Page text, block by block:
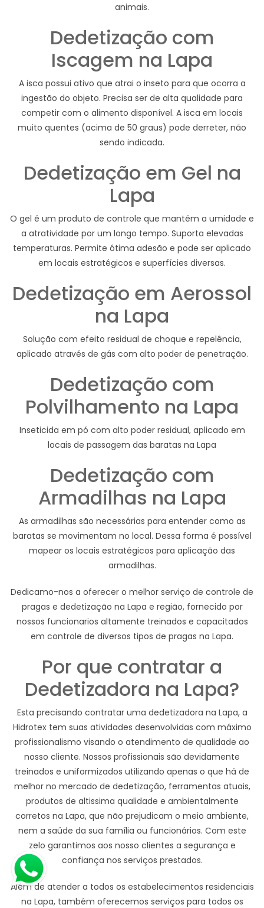
animais.
Dedetização com
Iscagem na Lapa
A isca possui ativo que atrai o inseto para que ocorra a
ingestão do objeto. Precisa ser de alta qualidade para
competir com o alimento disponível. A isca em locais
muito quentes (acima de 50 graus) pode derreter, não
sendo indicada.
Dedetização em Gel na
Lapa
O gel é um produto de controle que mantém a umidade e
a atratividade por um longo tempo. Suporta elevadas
temperaturas. Permite ótima adesão e pode ser aplicado
em locais estratégicos e superfícies diversas.
Dedetização em Aerossol
na Lapa
Solução com efeito residual de choque e repelência,
aplicado através de gás com alto poder de penetração.
Dedetização com
Polvilhamento na Lapa
Inseticida em pó com alto poder residual, aplicado em
locais de passagem das baratas na Lapa
Dedetização com
Armadilhas na Lapa
As armadilhas são necessárias para entender como as
baratas se movimentam no local. Dessa forma é possível
mapear os locais estratégicos para aplicação das
armadilhas.
Dedicamo-nos a oferecer o melhor serviço de controle de
pragas e dedetização na Lapa e região, fornecido por
nossos funcionarios altamente treinados e capacitados
em controle de diversos tipos de pragas na Lapa.
Por que contratar a
Dedetizadora na Lapa?
Esta precisando contratar uma dedetizadora na Lapa, a
Hidrotex tem suas atividades desenvolvidas com máximo
profissionalismo visando o atendimento de qualidade ao
nosso cliente. Nossos profissionais são devidamente
treinados e uniformizados utilizando apenas o que há de
melhor no mercado de dedetização, ferramentas atuais,
produtos de altissima qualidade e ambientalmente
corretos na Lapa, que não prejudicam o meio ambiente,
nem a saúde da sua família ou funcionários. Com este
zelo garantimos aos nosso clientes a segurança e
confiança nos serviços prestados.
Além de atender a todos os estabelecimentos residenciais
na Lapa, também oferecemos serviços para todos os